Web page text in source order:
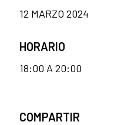
12 MARZO 2024
HORARIO
18:00 A 20:00
COMPARTIR